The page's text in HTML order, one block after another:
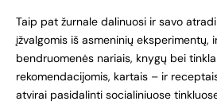
Taip pat žurnale dalinuosi ir savo
įžvalgomis iš asmeninių eksperimentų,
bendruomenės nariais, knygų bei
rekomendacijomis, kartais – ir
atvirai pasidalinti socialiniuose